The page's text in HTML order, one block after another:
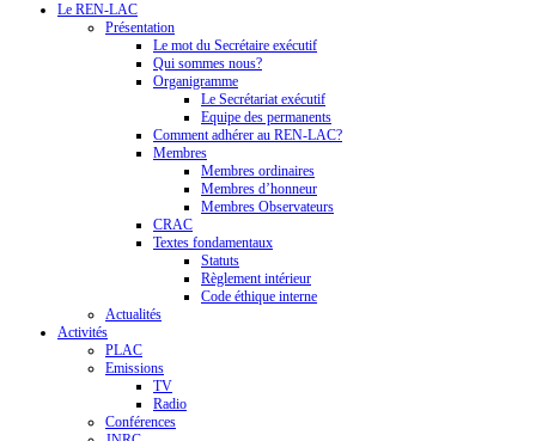
Le REN-LAC
Présentation
Le mot du Secrétaire exécutif
Qui sommes nous?
Organigramme
Le Secrétariat exécutif
Equipe des permanents
Comment adhérer au REN-LAC?
Membres
Membres ordinaires
Membres d’honneur
Membres Observateurs
CRAC
Textes fondamentaux
Statuts
Règlement intérieur
Code éthique interne
Actualités
Activités
PLAC
Emissions
TV
Radio
Conférences